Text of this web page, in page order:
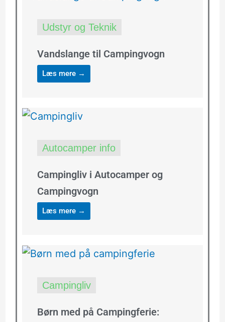
Udstyr og Teknik
Vandslange til Campingvogn
Læs mere →
Autocamper info
Campingliv i Autocamper og
Campingvogn
Læs mere →
Campingliv
Børn med på Campingferie: